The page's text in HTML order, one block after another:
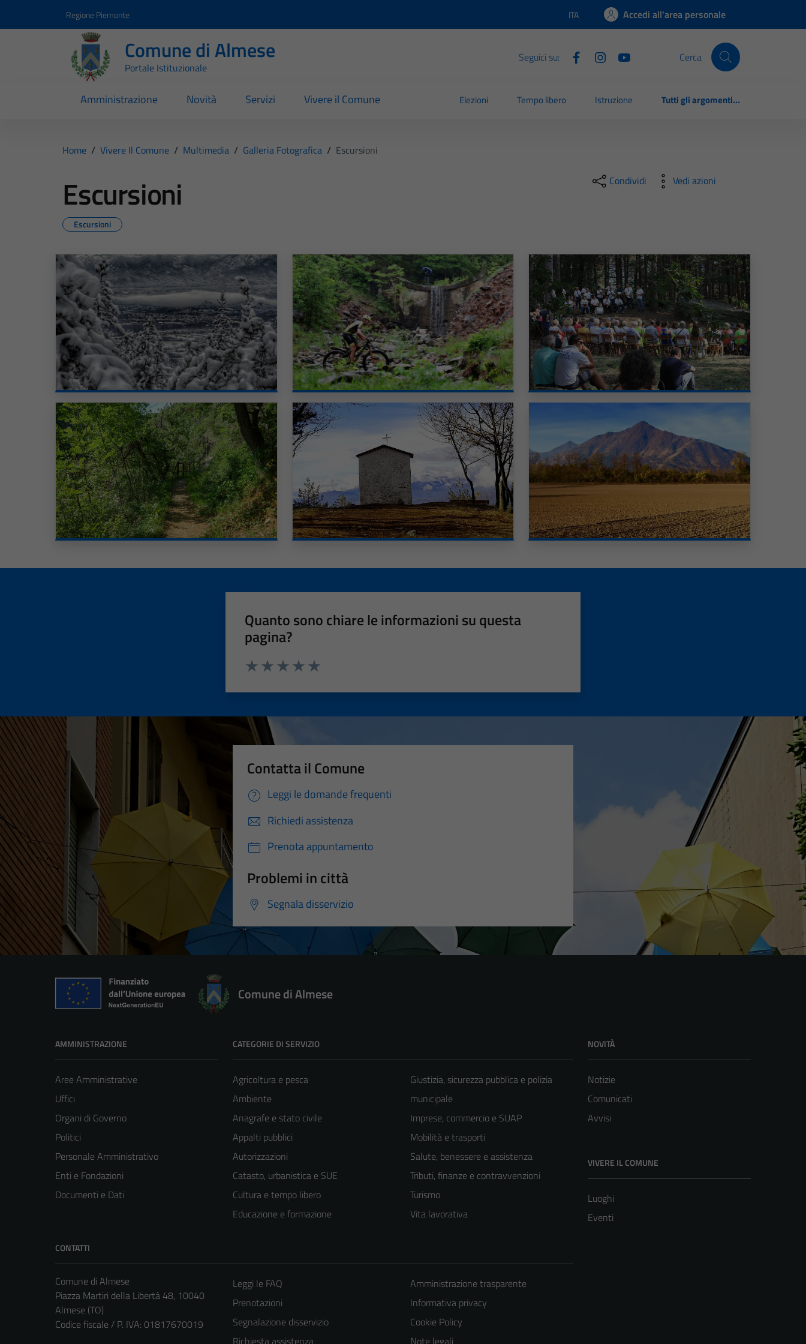
Regione Piemonte Lingua attiva:
ITA Accedi all'area personale
Comune di Almese
Portale Istituzionale
Seguici su: Cerca
Amministrazione Novità Servizi Vivere il Comune Elezioni Tempo libero Istruzione Tutti gli argomenti...
Home / Vivere Il Comune / Multimedia / Galleria Fotografica / Escursioni
Escursioni
Escursioni
Condividi Vedi azioni
Quanto sono chiare le informazioni su questa
pagina?
Contatta il Comune
Leggi le domande frequenti
Richiedi assistenza
Prenota appuntamento
Problemi in città
Segnala disservizio
Comune di Almese
AMMINISTRAZIONE
Aree Amministrative
Uffici
Organi di Governo
Politici
Personale Amministrativo
Enti e Fondazioni
Documenti e Dati
CATEGORIE DI SERVIZIO
Agricoltura e pesca
Ambiente
Anagrafe e stato civile
Appalti pubblici
Autorizzazioni
Catasto, urbanistica e SUE
Cultura e tempo libero
Educazione e formazione
Giustizia, sicurezza pubblica e polizia
municipale
Imprese, commercio e SUAP
Mobilità e trasporti
Salute, benessere e assistenza
Tributi, finanze e contravvenzioni
Turismo
Vita lavorativa
NOVITÀ
Notizie
Comunicati
Avvisi
VIVERE IL COMUNE
Luoghi
Eventi
CONTATTI
Comune di Almese
Piazza Martiri della Libertà 48, 10040
Almese (TO)
Codice fiscale / P. IVA: 01817670019
Leggi le FAQ
Prenotazioni
Segnalazione disservizio
Amministrazione trasparente
Informativa privacy
Cookie Policy